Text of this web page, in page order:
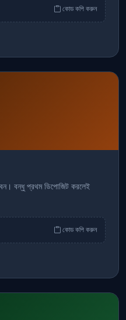
কোড কপি করুন
বন্ধু প্রথম ডিপোজিট করলেই
কোড কপি করুন